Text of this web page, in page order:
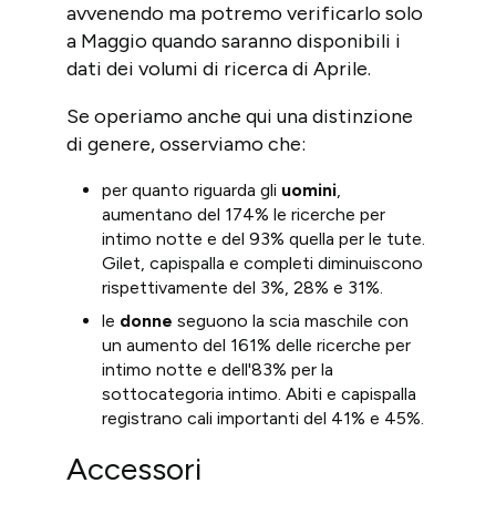
avvenendo ma potremo verificarlo solo
a Maggio quando saranno disponibili i
dati dei volumi di ricerca di Aprile.
Se operiamo anche qui una distinzione
di genere, osserviamo che:
per quanto riguarda gli uomini,
aumentano del 174% le ricerche per
intimo notte e del 93% quella per le tute.
Gilet, capispalla e completi diminuiscono
rispettivamente del 3%, 28% e 31%.
le donne seguono la scia maschile con
un aumento del 161% delle ricerche per
intimo notte e dell'83% per la
sottocategoria intimo. Abiti e capispalla
registrano cali importanti del 41% e 45%.
Accessori